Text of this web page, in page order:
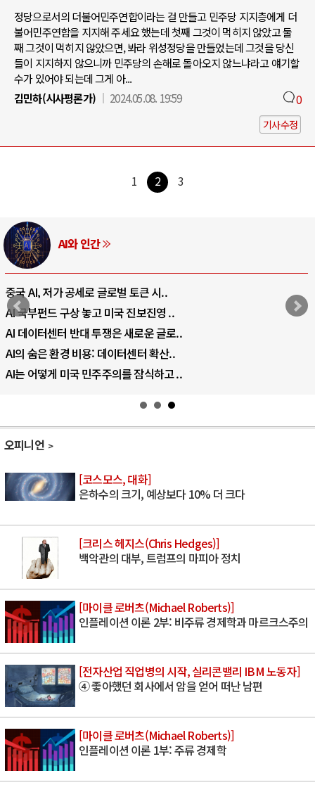
정당으로서의 더불어민주연합이라는 걸 만들고 민주당 지지층에게 더
불어민주연합을 지지해 주세요 했는데 첫째 그것이 먹히지 않았고 둘
째 그것이 먹히지 않았으면, 봐라 위성정당을 만들었는데 그것을 당신
들이 지지하지 않으니까 민주당의 손해로 돌아오지 않느냐라고 얘기할
수가 있어야 되는데 그게 아...
김민하(시사평론가)
2024.05.08. 19:59 0
기사수정
1 2 3
AI와 인간
중국 AI, 저가 공세로 글로벌 토큰 시..
AI 국부펀드 구상 놓고 미국 진보진영 ..
AI 데이터센터 반대 투쟁은 새로운 글로..
AI의 숨은 환경 비용: 데이터센터 확산..
AI는 어떻게 미국 민주주의를 잠식하고 ..
오피니언
[코스모스, 대화]
은하수의 크기, 예상보다 10% 더 크다
[크리스 헤지스(Chris Hedges)]
백악관의 대부, 트럼프의 마피아 정치
[마이클 로버츠(Michael Roberts)]
인플레이션 이론 2부: 비주류 경제학과 마르크스주의
[전자산업 직업병의 시작, 실리콘밸리 IBM 노동자]
④ 좋아했던 회사에서 암을 얻어 떠난 남편
[마이클 로버츠(Michael Roberts)]
인플레이션 이론 1부: 주류 경제학